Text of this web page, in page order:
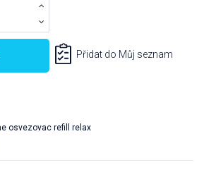
Přidat do Můj seznam
osvezovac refill relax